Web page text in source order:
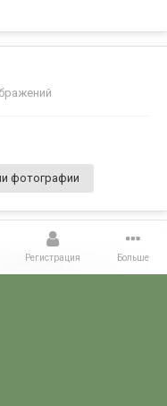
фотографии
Подписчики 0
Регистрация Больше